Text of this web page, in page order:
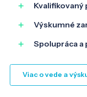
Kvalifikovaný
Výskumné
Spolupráca
Viac o vede a